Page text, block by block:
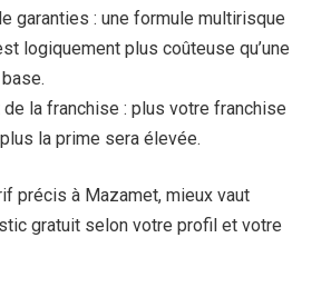
garanties : une formule multirisque
logiquement plus coûteuse qu’une
de la franchise : plus votre franchise
la prime sera élevée.
précis à Mazamet, mieux vaut
gratuit selon votre profil et votre